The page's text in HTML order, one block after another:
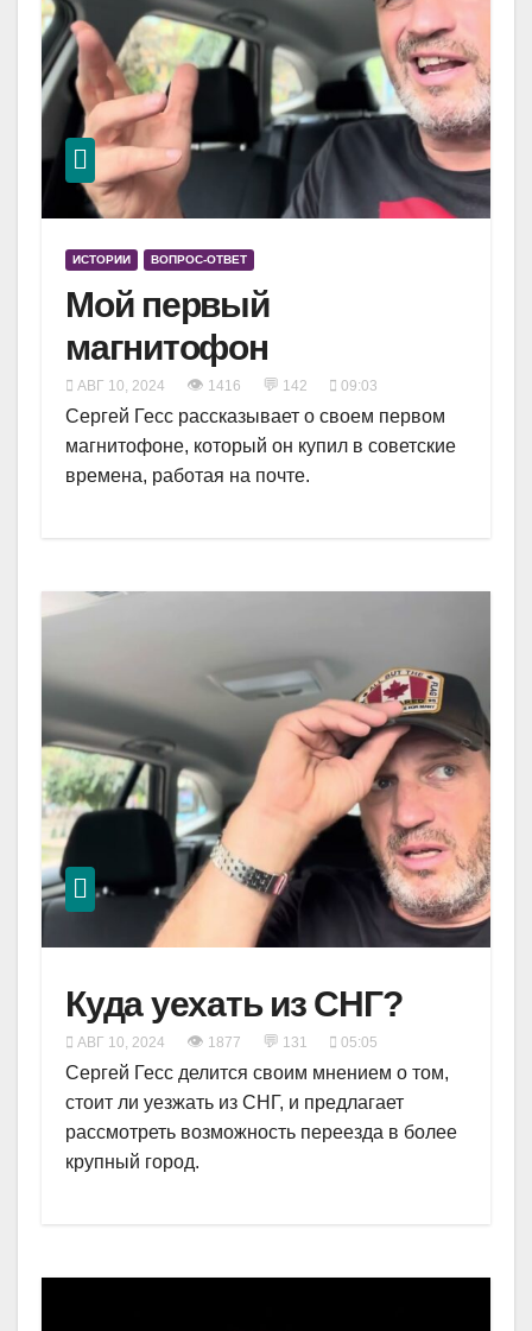
ИСТОРИИ ВОПРОС-ОТВЕТ
Мой первый
магнитофон
АВГ 10, 2024 👁 1416 💬 142 09:03
Сергей Гесс рассказывает о своем первом
магнитофоне, который он купил в советские
времена, работая на почте.
Куда уехать из СНГ?
АВГ 10, 2024 👁 1877 💬 131 05:05
Сергей Гесс делится своим мнением о том,
стоит ли уезжать из СНГ, и предлагает
рассмотреть возможность переезда в более
крупный город.